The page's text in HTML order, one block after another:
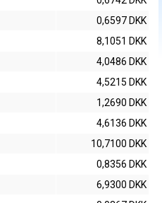
0,6597 DKK
8,1051 DKK
4,0486 DKK
4,5215 DKK
1,2690 DKK
4,6136 DKK
10,7100 DKK
0,8356 DKK
6,9300 DKK